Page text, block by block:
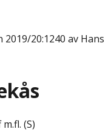
20:1240 av Hans
(S)